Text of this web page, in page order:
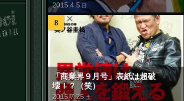
2015 .4.5 日
8
「商業界９月号」表紙は超破
壊！？（笑）
2015.7.25 土